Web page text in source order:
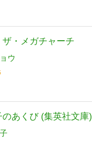
ザ・メガチャーチ
ウ
のあくび (集英社文庫)